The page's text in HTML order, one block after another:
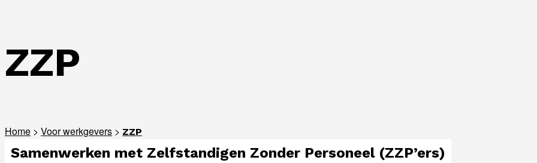
ZZP
Home > Voor werkgevers > ZZP
Samenwerken met Zelfstandigen Zonder Personeel (ZZP’ers)